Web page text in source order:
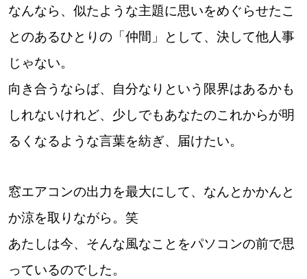
なんなら、似たような主題に思いをめぐらせたこ
とのあるひとりの「仲間」として、決して他人事
じゃない。
向き合うならば、自分なりという限界はあるかも
しれないけれど、少しでもあなたのこれからが明
るくなるような言葉を紡ぎ、届けたい。
窓エアコンの出力を最大にして、なんとかかんと
か涼を取りながら。笑
あたしは今、そんな風なことをパソコンの前で思
っているのでした。